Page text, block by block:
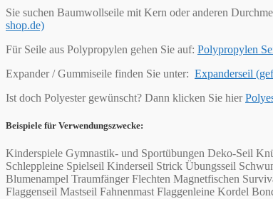
Sie suchen Baumwollseile mit Kern oder anderen
shop.de)
Für Seile aus Polypropylen gehen Sie auf: Polypropylen
Expander / Gummiseile finden Sie unter: Expanderseil
Ist doch Polyester gewünscht? Dann klicken Sie hier
Beispiele für Verwendungszwecke:
Kinderspiele Gymnastik- und Sportübungen Deko-Seil
Schleppleine Spielseil Kinderseil Strick Übungsseil
Blumenampel Traumfänger Flechten Magnetfischen
Flaggenseil Mastseil Fahnenmast Flaggenleine Kordel